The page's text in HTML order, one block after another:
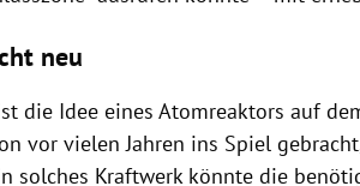
neu
die Idee eines Atomreaktors auf
vor vielen Jahren ins Spiel
solches Kraftwerk könnte die